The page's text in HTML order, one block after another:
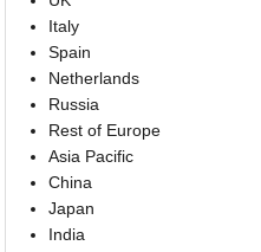
Italy
Spain
Netherlands
Russia
Rest of Europe
Asia Pacific
China
Japan
India